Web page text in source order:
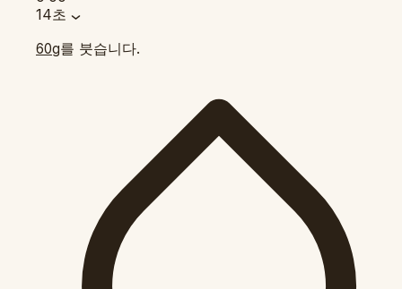
14초
60g를 붓습니다.